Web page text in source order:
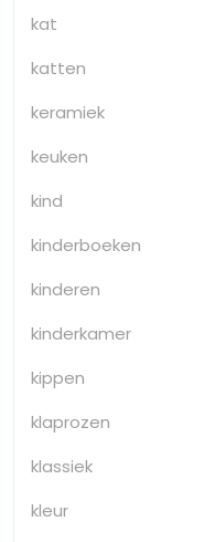
kat
katten
keramiek
keuken
kind
kinderboeken
kinderen
kinderkamer
kippen
klaprozen
klassiek
kleur